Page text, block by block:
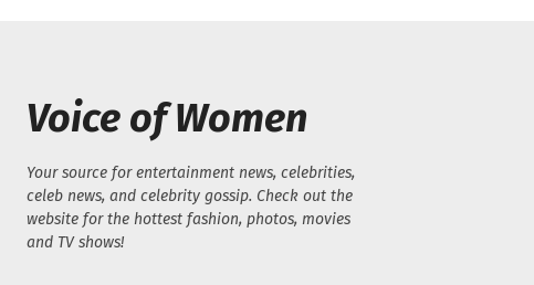
Voice of Women
Your source for entertainment news, celebrities,
celeb news, and celebrity gossip. Check out the
website for the hottest fashion, photos, movies
and TV shows!